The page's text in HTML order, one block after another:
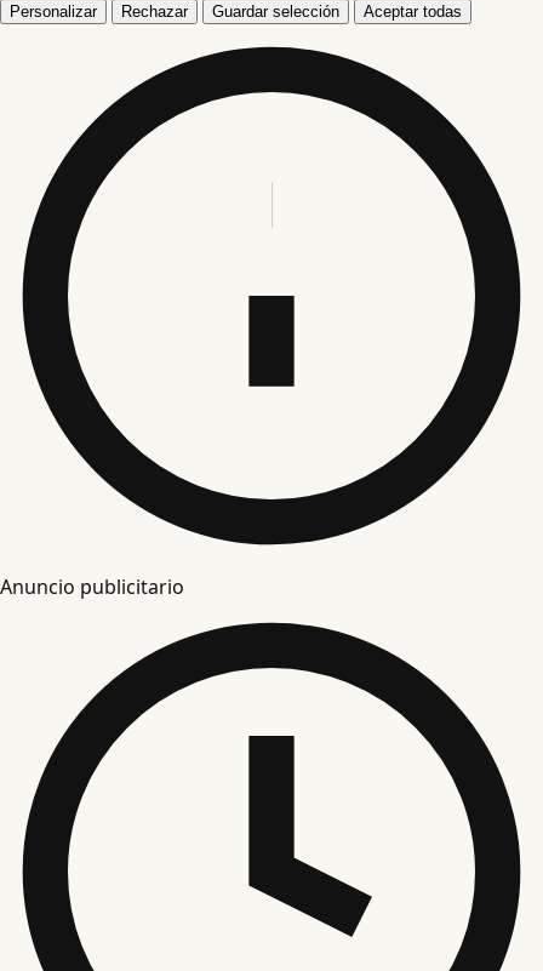
Personalizar Rechazar Guardar selección Aceptar todas
Anuncio publicitario